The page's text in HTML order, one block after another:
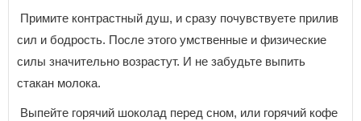
Примите контрастный душ, и сразу почувствуете прилив
сил и бодрость. После этого умственные и физические
силы значительно возрастут. И не забудьте выпить
стакан молока.
Выпейте горячий шоколад перед сном, или горячий кофе